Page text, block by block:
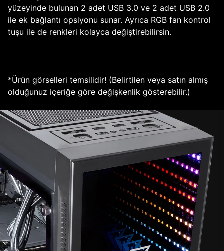
yüzeyinde bulunan 2 adet USB 3.0 ve 2 adet USB 2.0
ile ek bağlantı opsiyonu sunar. Ayrıca RGB fan kontrol
tuşu ile de renkleri kolayca değiştirebilirsin.
*Ürün görselleri temsilidir! (Belirtilen veya satın almış
olduğunuz içeriğe göre değişkenlik gösterebilir.)